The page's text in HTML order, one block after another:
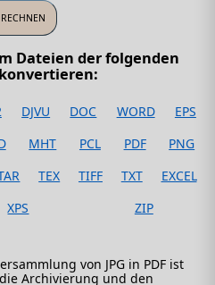
Dateien der folgenden
DJVU DOC WORD
EPS
MHT PCL PDF
PNG
TEX TIFF TXT
EXCEL
XPS ZIP
von JPG in PDF ist
Archivierung und den